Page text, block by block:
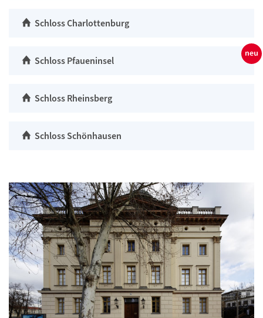
Schloss Charlottenburg
Schloss Pfaueninsel
Schloss Rheinsberg
Schloss Schönhausen